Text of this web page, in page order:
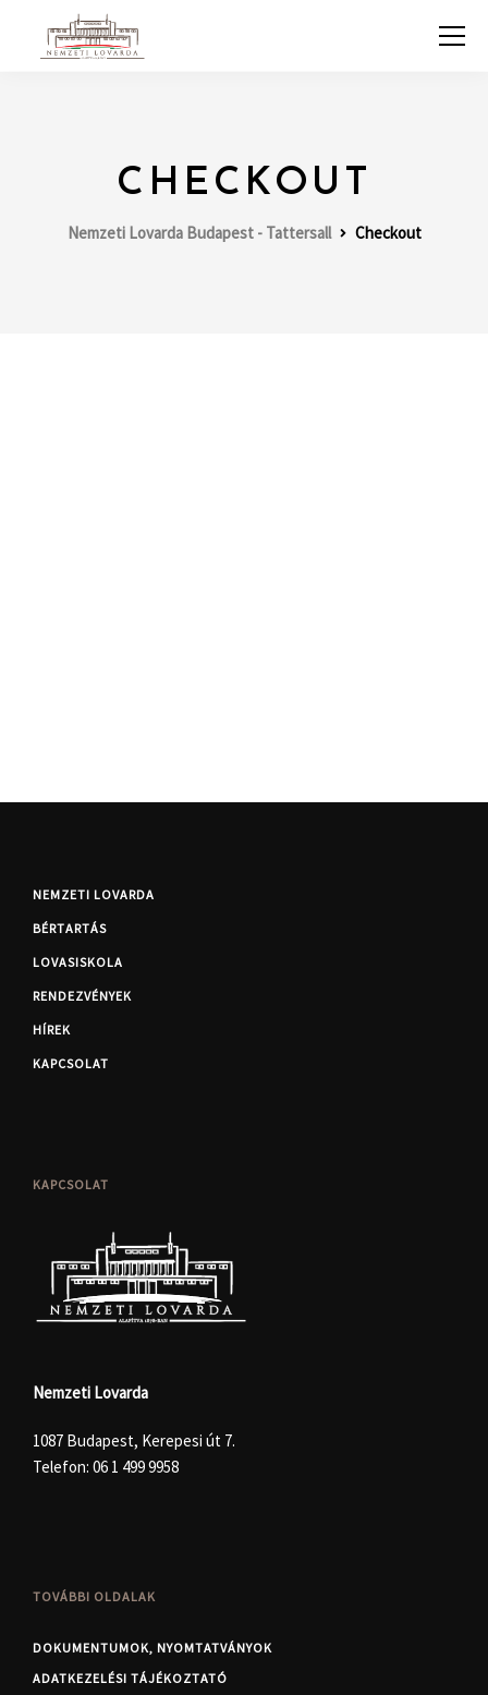
CHECKOUT
Nemzeti Lovarda Budapest - Tattersall Checkout
NEMZETI LOVARDA
BÉRTARTÁS
LOVASISKOLA
RENDEZVÉNYEK
HÍREK
KAPCSOLAT
KAPCSOLAT
Nemzeti Lovarda
1087 Budapest, Kerepesi út 7.
Telefon: 06 1 499 9958
TOVÁBBI OLDALAK
DOKUMENTUMOK, NYOMTATVÁNYOK
ADATKEZELÉSI TÁJÉKOZTATÓ